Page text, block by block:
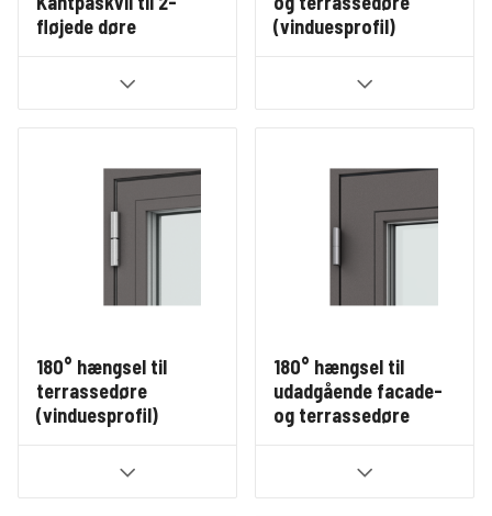
fløjede døre
(vinduesprofil)
180° hængsel til
terrassedøre
(vinduesprofil)
180° hængsel til
udadgående facade-
og terrassedøre